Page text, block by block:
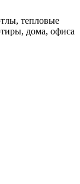
тепловые
дома, офиса